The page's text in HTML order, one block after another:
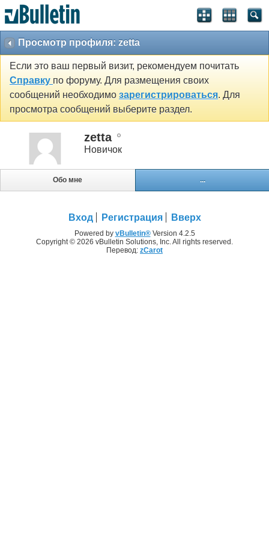
Просмотр профиля: zetta
Если это ваш первый визит, рекомендуем почитать
Справку по форуму. Для размещения своих
сообщений необходимо зарегистрироваться. Для
просмотра сообщений выберите раздел.
zetta
Новичок
Обо мне ...
Вход Регистрация Вверх
Powered by vBulletin®Version 4.2.5
Copyright © 2026 vBulletin Solutions, Inc. All rights reserved.
Перевод: zCarot